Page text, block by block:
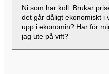
Ni som har koll. Brukar
det går dåligt ekonomiskt i
upp i ekonomin? Har för
jag ute på vift?